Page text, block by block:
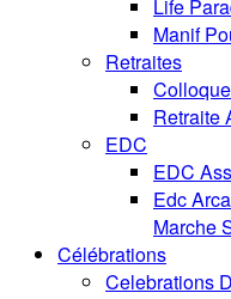
Life
Manif
Retraites
Retraite
EDC
EDC
Edc
Marche
Célébrations
Celebrations